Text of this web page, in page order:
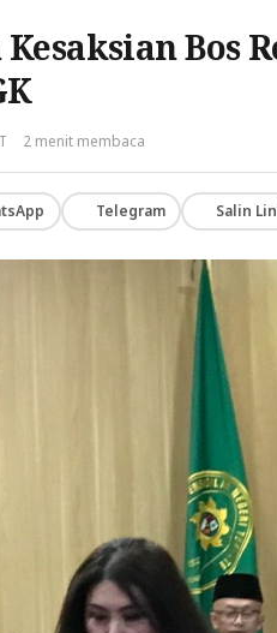
Bos
2 menit membaca
Telegram Salin